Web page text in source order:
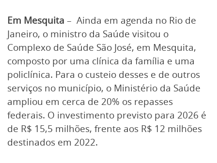
Em Mesquita – Ainda em agenda no Rio de
Janeiro, o ministro da Saúde visitou o
Complexo de Saúde São José, em Mesquita,
composto por uma clínica da família e uma
policlínica. Para o custeio desses e de outros
serviços no município, o Ministério da Saúde
ampliou em cerca de 20% os repasses
federais. O investimento previsto para 2026 é
de R$ 15,5 milhões, frente aos R$ 12 milhões
destinados em 2022.